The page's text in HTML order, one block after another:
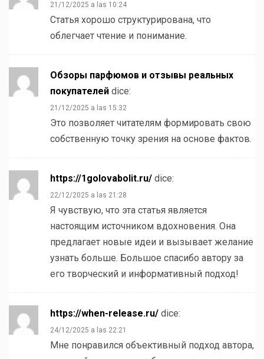
21/12/2025 a las 10:24
Статья хорошо структурирована, что
облегчает чтение и понимание.
Обзоры парфюмов и отзывы реальных
покупателей dice:
21/12/2025 a las 15:32
Это позволяет читателям формировать свою
собственную точку зрения на основе фактов.
https://1golovabolit.ru/ dice:
22/12/2025 a las 21:28
Я чувствую, что эта статья является
настоящим источником вдохновения. Она
предлагает новые идеи и вызывает желание
узнать больше. Большое спасибо автору за
его творческий и информативный подход!
https://when-release.ru/ dice:
24/12/2025 a las 22:21
Мне понравился объективный подход автора,